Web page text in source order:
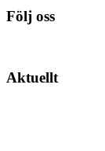
Följ oss
Aktuellt